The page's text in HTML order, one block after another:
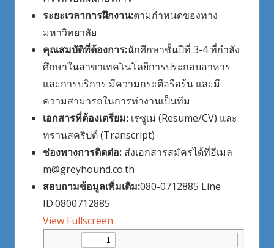
ระยะเวลาการฝึกงาน:ตามกำหนดของทาง
มหาวิทยาลัย
คุณสมบัติที่ต้องการ:นักศึกษาชั้นปีที่ 3-4 ที่กำลัง
ศึกษาในสาขาเทคโนโลยีการประกอบอาหาร
และการบริการ มีความกระตือรือร้น และมี
ความสามารถในการทำงานเป็นทีม
เอกสารที่ต้องเตรียม:เรซูเม่ (Resume/CV) และ
ทรานสคริปต์ (Transcript)
ช่องทางการติดต่อ:ส่งเอกสารสมัครได้ที่อีเมล
m@greyhound.co.th
สอบถามข้อมูลเพิ่มเติม:080-0712885 Line
ID:0800712885
View Fullscreen